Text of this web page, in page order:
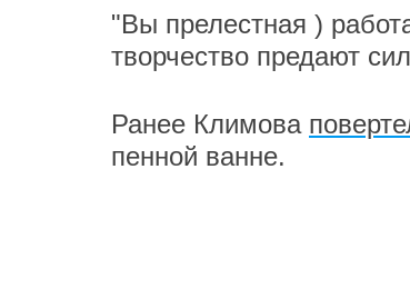
"Вы прелестная )
творчество предают
Ранее Климова
пенной ванне.